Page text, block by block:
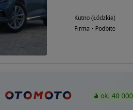
Kutno (Łódzkie)
Firma • Podbite
ok. 40